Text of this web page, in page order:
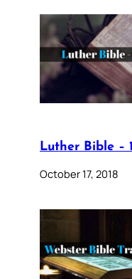
Luther Bible –
October 17, 2018